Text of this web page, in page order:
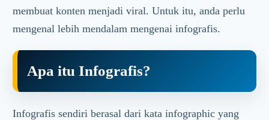
membuat konten menjadi viral. Untuk itu, anda perlu
mengenal lebih mendalam mengenai infografis.
Apa itu Infografis?
Infografis sendiri berasal dari kata infographic yang